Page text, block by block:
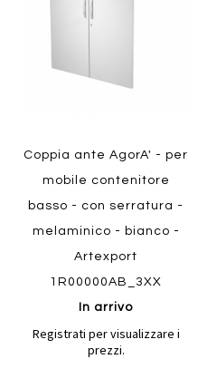
Coppia ante AgorA' - per
mobile contenitore
basso - con serratura -
melaminico - bianco -
Artexport
1R00000AB_3XX
In arrivo
Registrati per visualizzare i
prezzi.